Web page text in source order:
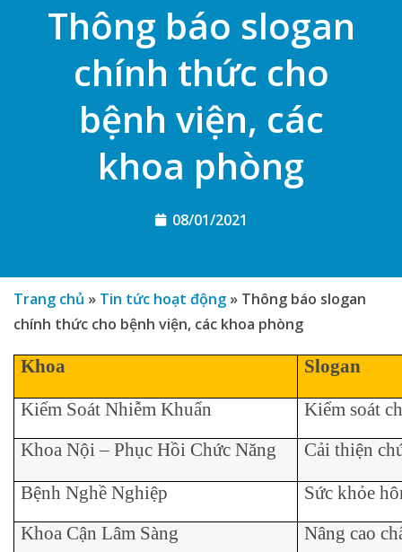
Thông báo slogan
chính thức cho
bệnh viện, các
khoa phòng
08/01/2021
Trang chủ » Tin tức hoạt động » Thông báo slogan
chính thức cho bệnh viện, các khoa phòng
Khoa
Slogan
Kiểm Soát Nhiễm Khuẩn
Kiểm soát
Khoa Nội – Phục Hồi Chức Năng
Cải thiện
Bệnh Nghề Nghiệp
Sức khỏe
Khoa Cận Lâm Sàng
Nâng cao